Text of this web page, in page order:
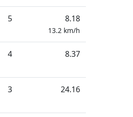
5 8.18
13.2 km/h
4 8.37
3 24.16